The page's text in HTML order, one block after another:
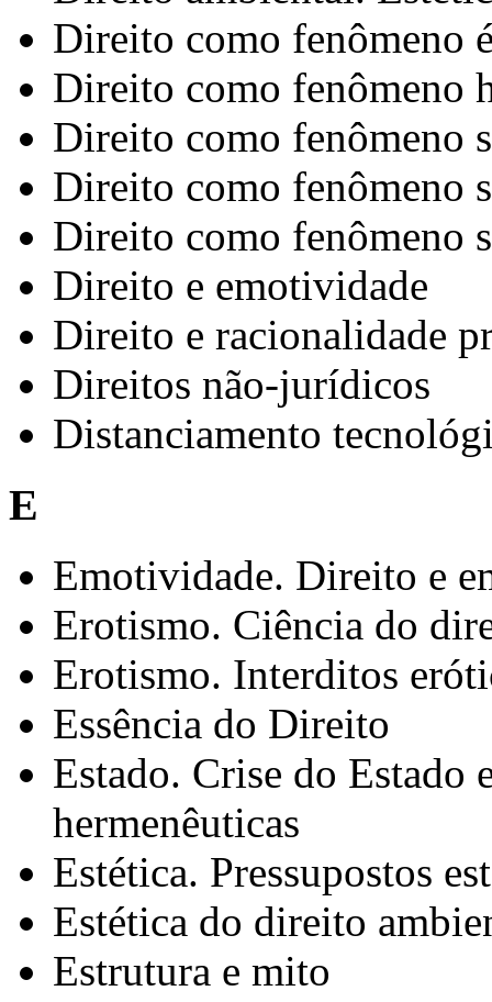
Direito como fenômeno
Direito como fenômeno
Direito como fenômeno
Direito como fenômeno
Direito como fenômeno
Direito e emotividade
Direito e racionalidade
Direitos não-jurídicos
Distanciamento
E
Emotividade. Direito e
Erotismo. Ciência do
Erotismo. Interditos
Essência do Direito
Estado. Crise do Estado
hermenêuticas
Estética. Pressupostos
Estética do direito
Estrutura e mito